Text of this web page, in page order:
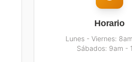
Horario
Lunes - Viernes:
Sábados: 9am -